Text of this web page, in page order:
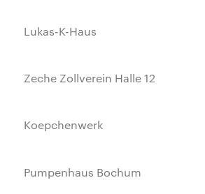
Lukas-K-Haus
Zeche Zollverein Halle 12
Koepchenwerk
Pumpenhaus Bochum